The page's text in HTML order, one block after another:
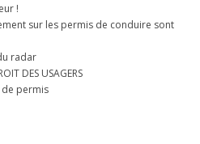
!
sur les permis de conduire sont
radar
DES USAGERS
permis